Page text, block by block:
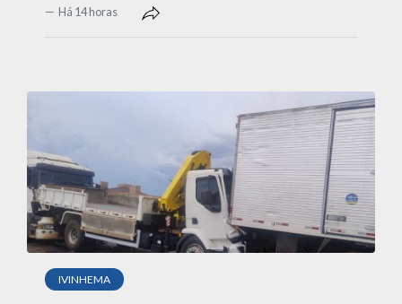
Há 14 horas
IVINHEMA